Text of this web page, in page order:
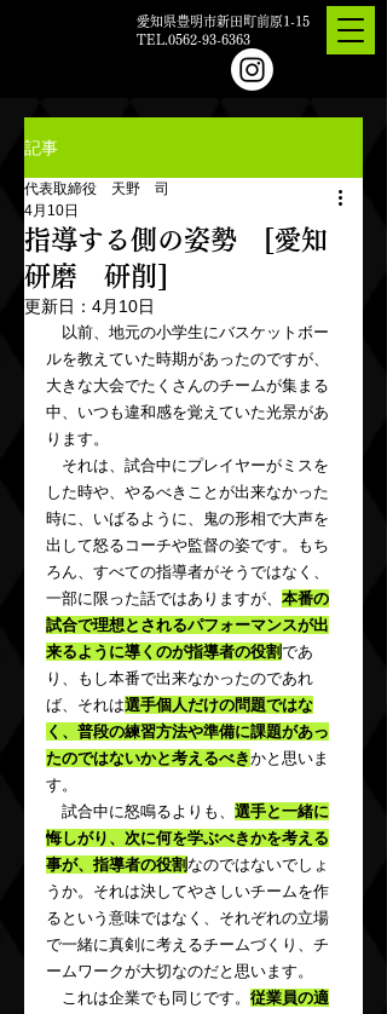
愛知県豊明市新田町前原1-15
TEL.0562-93-6363
記事
指導する側の姿勢 [愛知
研磨 研削]
代表取締役 天野 司
4月10日
更新日： 4月10日
以前、地元の小学生にバスケットボー
ルを教えていた時期があったのですが、
大きな大会でたくさんのチームが集まる
中、いつも違和感を覚えていた光景があ
ります。
それは、試合中にプレイヤーがミスを
した時や、やるべきことが出来なかった
時に、いばるように、鬼の形相で大声を
出して怒るコーチや監督の姿です。もち
ろん、すべての指導者がそうではなく、
一部に限った話ではありますが、 本番の
試合で理想とされるパフォーマンスが出
来るように導くのが指導者の役割であ
り、もし本番で出来なかったのであれ
ば、それは選手個人だけの問題ではな
く、普段の練習方法や準備に課題があっ
たのではないかと考えるべきかと思いま
す。
試合中に怒鳴るよりも、 選手と一緒に
悔しがり、次に何を学ぶべきかを考える
事が、指導者の役割なのではないでしょ
うか。それは決してやさしいチームを作
るという意味ではなく、それぞれの立場
で一緒に真剣に考えるチームづくり、チ
ームワークが大切なのだと思います。
これは企業でも同じです。 従業員の適